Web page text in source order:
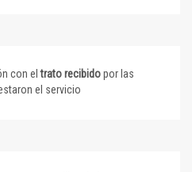
con eltrato recibidopor las
el servicio